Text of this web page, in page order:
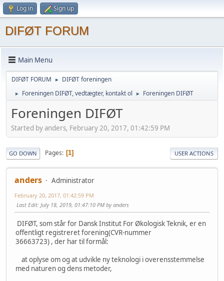
Log in Sign up
DIFØT FORUM
Main Menu
DIFØT FORUM ► DIFØT foreningen
► Foreningen DIFØT, vedtægter, kontakt ol ► Foreningen DIFØT
Foreningen DIFØT
Started by anders, February 20, 2017, 01:42:59 PM
GO DOWN Pages 1 USER ACTIONS
anders Administrator
February 20, 2017, 01:42:59 PM
Last Edit: July 18, 2019, 01:47:10 PM by anders
DIFØT, som står for Dansk Institut For Økologisk Teknik, er en
offentligt registreret forening(CVR-nummer
36663723) , der har til formål:
at oplyse om og at udvikle ny teknologi i overensstemmelse
med naturen og dens metoder,